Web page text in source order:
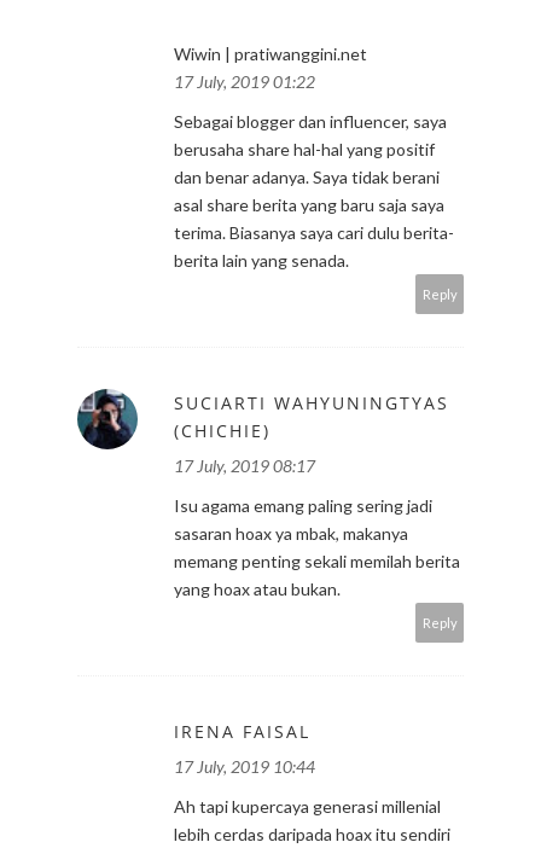
Wiwin | pratiwanggini.net
17 July, 2019 01:22
Sebagai blogger dan influencer, saya
berusaha share hal-hal yang positif
dan benar adanya. Saya tidak berani
asal share berita yang baru saja saya
terima. Biasanya saya cari dulu berita-
berita lain yang senada.
Reply
SUCIARTI WAHYUNINGTYAS
(CHICHIE)
17 July, 2019 08:17
Isu agama emang paling sering jadi
sasaran hoax ya mbak, makanya
memang penting sekali memilah berita
yang hoax atau bukan.
Reply
IRENA FAISAL
17 July, 2019 10:44
Ah tapi kupercaya generasi millenial
lebih cerdas daripada hoax itu sendiri